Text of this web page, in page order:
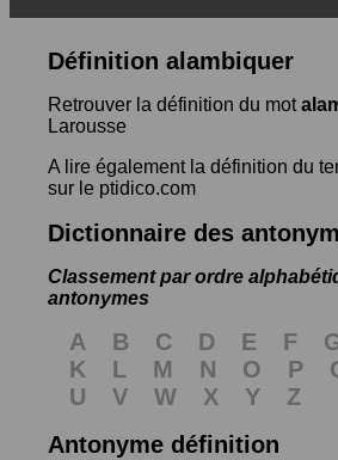
Définition alambiquer
Retrouver la définition du mot
Larousse
A lire également la définition du
sur le ptidico.com
Dictionnaire des
Classement par ordre
antonymes
A B C D E F
K
L M N O P
U
V W X Y
Z
Antonyme définition